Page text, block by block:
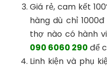
Giá rẻ, cam kết
hàng dù chỉ
thợ nào có hành
090 6060 290 để
Linh kiện và phụ